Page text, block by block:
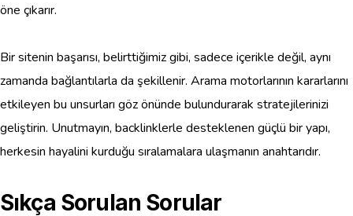
öne çıkarır.
Bir sitenin başarısı, belirttiğimiz gibi, sadece içerikle değil, aynı
zamanda bağlantılarla da şekillenir. Arama motorlarının kararlarını
etkileyen bu unsurları göz önünde bulundurarak stratejilerinizi
geliştirin. Unutmayın, backlinklerle desteklenen güçlü bir yapı,
herkesin hayalini kurduğu sıralamalara ulaşmanın anahtarıdır.
Sıkça Sorulan Sorular